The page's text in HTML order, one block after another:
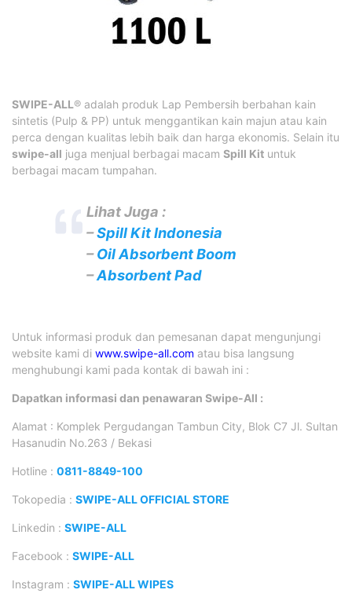
SWIPE-ALL® adalah produk Lap Pembersih berbahan kain
sintetis (Pulp & PP) untuk menggantikan kain majun atau kain
perca dengan kualitas lebih baik dan harga ekonomis. Selain itu
swipe-all juga menjual berbagai macam Spill Kit untuk
berbagai macam tumpahan.
Lihat Juga :
–Spill Kit Indonesia
–Oil Absorbent Boom
–Absorbent Pad
Untuk informasi produk dan pemesanan dapat mengunjungi
website kami di www.swipe-all.com atau bisa langsung
menghubungi kami pada kontak di bawah ini :
Dapatkan informasi dan penawaran Swipe-All :
Alamat : Komplek Pergudangan Tambun City, Blok C7 Jl. Sultan
Hasanudin No.263 / Bekasi
Hotline : 0811-8849-100
Tokopedia : SWIPE-ALL OFFICIAL STORE
Linkedin : SWIPE-ALL
Facebook : SWIPE-ALL
Instagram : SWIPE-ALL WIPES